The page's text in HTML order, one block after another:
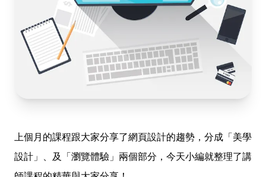
上個月的課程跟大家分享了網頁設計的趨勢，分成「美學
設計」、及「瀏覽體驗」兩個部分，今天小編就整理了講